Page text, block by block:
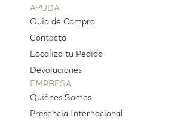
AYUDA
Guía de Compra
Contacto
Localiza tu Pedido
Devoluciones
EMPRESA
Quiénes Somos
Presencia Internacional